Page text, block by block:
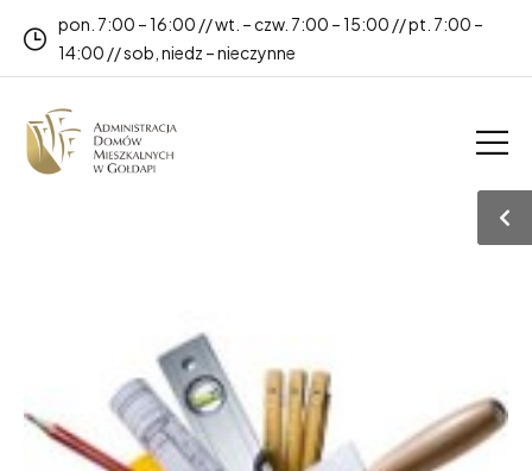
pon. 7:00 – 16:00 // wt. – czw. 7:00 – 15:00 // pt. 7:00 –
14:00 // sob, niedz – nieczynne